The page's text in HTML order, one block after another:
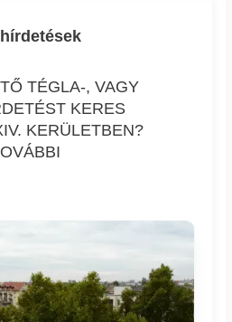
TÉGLA-, VAGY
KERES
KERÜLETBEN?